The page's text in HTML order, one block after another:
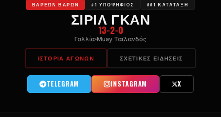
ΒΑΡΈΩΝ ΒΑΡΏΝ #1 ΥΠΟΨΉΦΙΟΣ ##1 ΚΑΤΆΤΑΞΗ
ΣΊΡΙΛ ΓΚΑΝ
13-2-0
Γαλλία Muay Ταϊλανδός
ΙΣΤΟΡΊΑ ΑΓΏΝΩΝ ΣΧΕΤΙΚΈΣ ΕΙΔΉΣΕΙΣ
TELEGRAM INSTAGRAM X